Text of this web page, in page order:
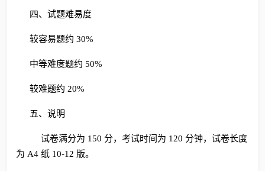
四、试题难易度
较容易题约 30%
中等难度题约 50%
较难题约 20%
五、说明
试卷满分为 150 分，考试时间为 120 分钟，试卷长度
为 A4 纸 10-12 版。